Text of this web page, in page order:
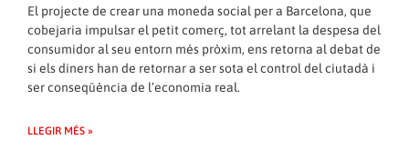
El projecte de crear una moneda social per a Barcelona, que
cobejaria impulsar el petit comerç, tot arrelant la despesa del
consumidor al seu entorn més pròxim, ens retorna al debat de
si els diners han de retornar a ser sota el control del ciutadà i
ser conseqüència de l’economia real.
LLEGIR MÉS »